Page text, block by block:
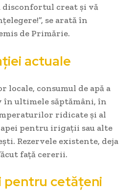
disconfortul creat și vă
se arată în
de Primărie.
actuale
consumul de apă a
în ultimele săptămâni, în
ridicate și al
pentru irigații sau alte
Rezervele existente, deja
față cererii.
pentru cetățeni